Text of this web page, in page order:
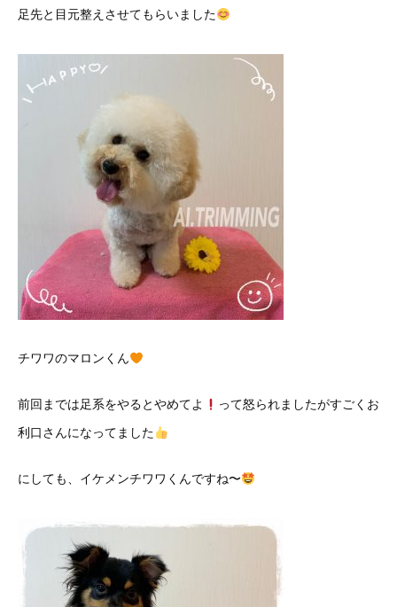
足先と目元整えさせてもらいました
チワワのマロンくん
前回までは足系をやるとやめてよ って怒られましたがすごくお
利口さんになってました
にしても、イケメンチワワくんですね〜